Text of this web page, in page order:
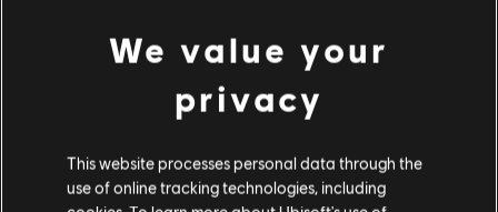
Buon divertimento, agenti. E buona caccia!
We value your
privacy
This website processes personal data through the
use of online tracking technologies, including